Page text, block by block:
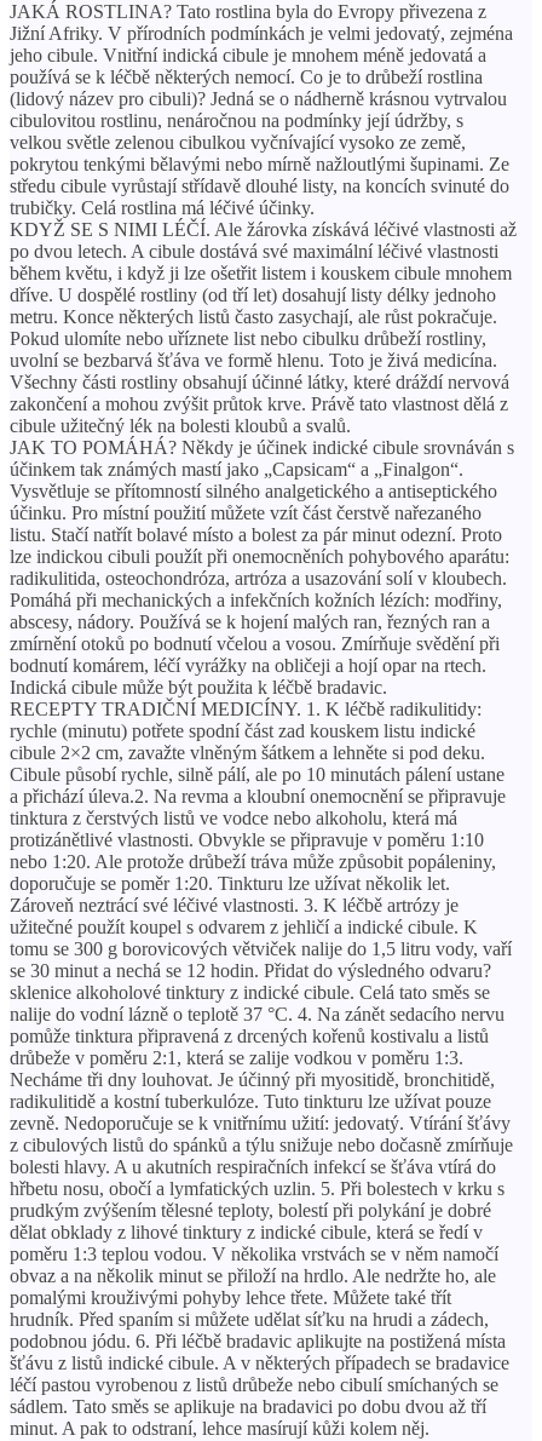
JAKÁ ROSTLINA? Tato rostlina byla do Evropy přivezena z
Jižní Afriky. V přírodních podmínkách je velmi jedovatý, zejména
jeho cibule. Vnitřní indická cibule je mnohem méně jedovatá a
používá se k léčbě některých nemocí. Co je to drůbeží rostlina
(lidový název pro cibuli)? Jedná se o nádherně krásnou vytrvalou
cibulovitou rostlinu, nenáročnou na podmínky její údržby, s
velkou světle zelenou cibulkou vyčnívající vysoko ze země,
pokrytou tenkými bělavými nebo mírně nažloutlými šupinami. Ze
středu cibule vyrůstají střídavě dlouhé listy, na koncích svinuté do
trubičky. Celá rostlina má léčivé účinky.
KDYŽ SE S NIMI LÉČÍ. Ale žárovka získává léčivé vlastnosti až
po dvou letech. A cibule dostává své maximální léčivé vlastnosti
během květu, i když ji lze ošetřit listem i kouskem cibule mnohem
dříve. U dospělé rostliny (od tří let) dosahují listy délky jednoho
metru. Konce některých listů často zasychají, ale růst pokračuje.
Pokud ulomíte nebo uříznete list nebo cibulku drůbeží rostliny,
uvolní se bezbarvá šťáva ve formě hlenu. Toto je živá medicína.
Všechny části rostliny obsahují účinné látky, které dráždí nervová
zakončení a mohou zvýšit průtok krve. Právě tato vlastnost dělá z
cibule užitečný lék na bolesti kloubů a svalů.
JAK TO POMÁHÁ? Někdy je účinek indické cibule srovnáván s
účinkem tak známých mastí jako „Capsicam“ a „Finalgon“.
Vysvětluje se přítomností silného analgetického a antiseptického
účinku. Pro místní použití můžete vzít část čerstvě nařezaného
listu. Stačí natřít bolavé místo a bolest za pár minut odezní. Proto
lze indickou cibuli použít při onemocněních pohybového aparátu:
radikulitida, osteochondróza, artróza a usazování solí v kloubech.
Pomáhá při mechanických a infekčních kožních lézích: modřiny,
abscesy, nádory. Používá se k hojení malých ran, řezných ran a
zmírnění otoků po bodnutí včelou a vosou. Zmírňuje svědění při
bodnutí komárem, léčí vyrážky na obličeji a hojí opar na rtech.
Indická cibule může být použita k léčbě bradavic.
RECEPTY TRADIČNÍ MEDICÍNY. 1. K léčbě radikulitidy:
rychle (minutu) potřete spodní část zad kouskem listu indické
cibule 2×2 cm, zavažte vlněným šátkem a lehněte si pod deku.
Cibule působí rychle, silně pálí, ale po 10 minutách pálení ustane
a přichází úleva.2. Na revma a kloubní onemocnění se připravuje
tinktura z čerstvých listů ve vodce nebo alkoholu, která má
protizánětlivé vlastnosti. Obvykle se připravuje v poměru 1:10
nebo 1:20. Ale protože drůbeží tráva může způsobit popáleniny,
doporučuje se poměr 1:20. Tinkturu lze užívat několik let.
Zároveň neztrácí své léčivé vlastnosti. 3. K léčbě artrózy je
užitečné použít koupel s odvarem z jehličí a indické cibule. K
tomu se 300 g borovicových větviček nalije do 1,5 litru vody, vaří
se 30 minut a nechá se 12 hodin. Přidat do výsledného odvaru?
sklenice alkoholové tinktury z indické cibule. Celá tato směs se
nalije do vodní lázně o teplotě 37 °C. 4. Na zánět sedacího nervu
pomůže tinktura připravená z drcených kořenů kostivalu a listů
drůbeže v poměru 2:1, která se zalije vodkou v poměru 1:3.
Necháme tři dny louhovat. Je účinný při myositidě, bronchitidě,
radikulitidě a kostní tuberkulóze. Tuto tinkturu lze užívat pouze
zevně. Nedoporučuje se k vnitřnímu užití: jedovatý. Vtírání šťávy
z cibulových listů do spánků a týlu snižuje nebo dočasně zmírňuje
bolesti hlavy. A u akutních respiračních infekcí se šťáva vtírá do
hřbetu nosu, obočí a lymfatických uzlin. 5. Při bolestech v krku s
prudkým zvýšením tělesné teploty, bolestí při polykání je dobré
dělat obklady z lihové tinktury z indické cibule, která se ředí v
poměru 1:3 teplou vodou. V několika vrstvách se v něm namočí
obvaz a na několik minut se přiloží na hrdlo. Ale nedržte ho, ale
pomalými krouživými pohyby lehce třete. Můžete také třít
hrudník. Před spaním si můžete udělat síťku na hrudi a zádech,
podobnou jódu. 6. Při léčbě bradavic aplikujte na postižená místa
šťávu z listů indické cibule. A v některých případech se bradavice
léčí pastou vyrobenou z listů drůbeže nebo cibulí smíchaných se
sádlem. Tato směs se aplikuje na bradavici po dobu dvou až tří
minut. A pak to odstraní, lehce masírují kůži kolem něj.